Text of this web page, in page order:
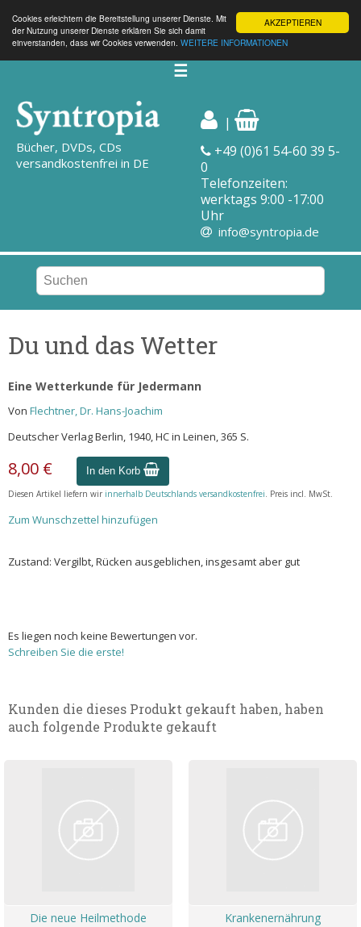
AKZEPTIEREN
Cookies erleichtern die Bereitstellung unserer Dienste. Mit
der Nutzung unserer Dienste erklären Sie sich damit
einverstanden, dass wir Cookies verwenden. WEITERE INFORMATIONEN
☰
Bücher, DVDs, CDs
versandkostenfrei in DE
|
+49 (0)61 54-60 39 5-
0
Telefonzeiten:
werktags 9:00 -17:00
Uhr
info@syntropia.de
Du und das Wetter
Eine Wetterkunde für Jedermann
Von Flechtner, Dr. Hans-Joachim
Deutscher Verlag Berlin, 1940, HC in Leinen, 365 S.
8,00 € In den Korb
Diesen Artikel liefern wir innerhalb Deutschlands versandkostenfrei. Preis incl. MwSt.
Zum Wunschzettel hinzufügen
Zustand: Vergilbt, Rücken ausgeblichen, insgesamt aber gut
Es liegen noch keine Bewertungen vor.
Schreiben Sie die erste!
Kunden die dieses Produkt gekauft haben, haben
auch folgende Produkte gekauft
Die neue Heilmethode Krankenernährung